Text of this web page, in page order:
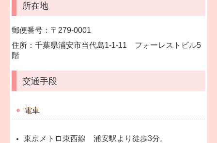
所在地
郵便番号：〒279-0001
住所：千葉県浦安市当代島1-1-11 フォーレストビル5
階
交通手段
電車
東京メトロ東西線 浦安駅より徒歩3分。